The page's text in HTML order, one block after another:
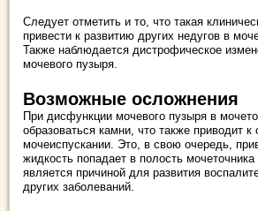
Следует отметить и то, что такая
привести к развитию других недугов в
Также наблюдается дистрофическое
мочевого пузыря.
Возможные осложнения
При дисфункции мочевого пузыря в
образоваться камни, что также приводит
мочеиспускании. Это, в свою очередь,
жидкость попадает в полость мочеточника
является причиной для развития
других заболеваний.